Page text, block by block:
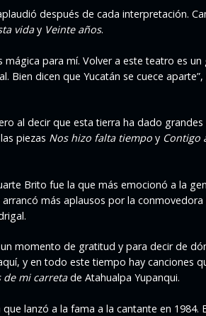
después de cada interpretación.
viday Veinte años.
mágica para mí. Volver a este teatro es un
Bien dicen que Yucatán se cuece
al decir que esta tierra ha dado
piezas Nos hizo falta tiempo y Contigo
Brito fue la que más emocionó a la
más aplausos por la
momento de gratitud y para decir de
y en todo este tiempo hay canciones
de mi carretade Atahualpa Yupanqui.
lanzó a la fama a la cantante en 1984.